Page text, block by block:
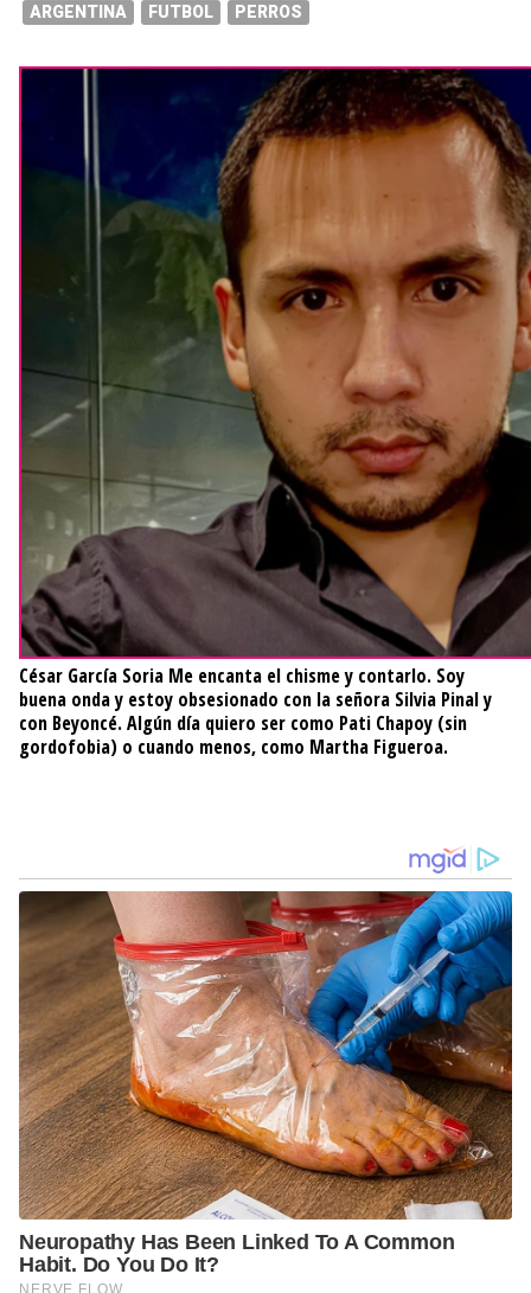
ARGENTINA FUTBOL PERROS
César García Soria Me encanta el chisme y contarlo. Soy
buena onda y estoy obsesionado con la señora Silvia Pinal y
con Beyoncé. Algún día quiero ser como Pati Chapoy (sin
gordofobia) o cuando menos, como Martha Figueroa.